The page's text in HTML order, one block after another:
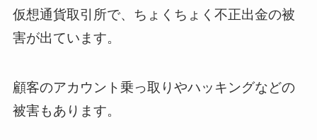
仮想通貨取引所で、ちょくちょく不正出金の被
害が出ています。
顧客のアカウント乗っ取りやハッキングなどの
被害もあります。